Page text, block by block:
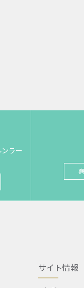
ラー
サイト情報